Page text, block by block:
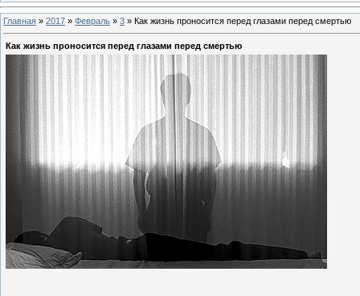
Главная » 2017 » Февраль » 3 » Как жизнь проносится перед глазами перед смертью
Как жизнь проносится перед глазами перед смертью